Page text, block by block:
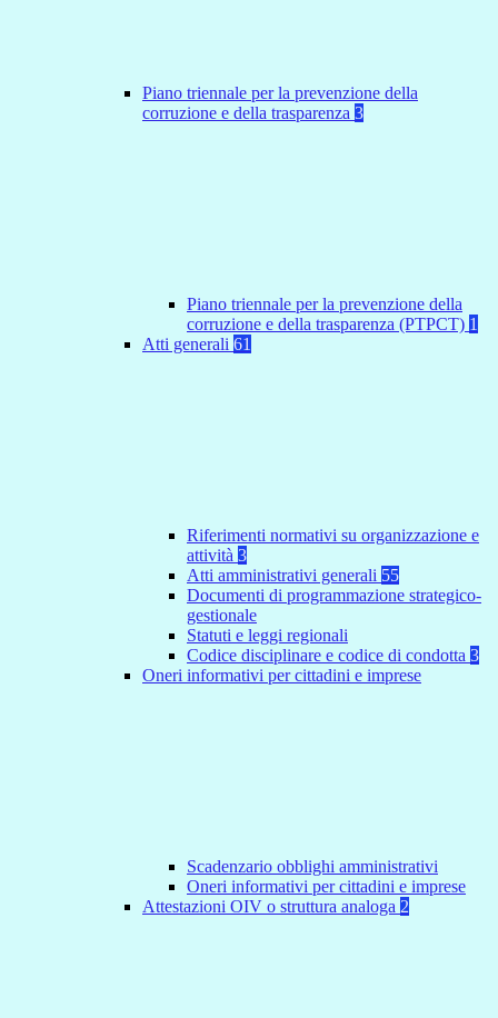
Piano triennale per la prevenzione della
corruzione e della trasparenza 3
Piano triennale per la prevenzione della
corruzione e della trasparenza (PTPCT) 1
Atti generali 61
Riferimenti normativi su organizzazione e
attività 3
Atti amministrativi generali 55
Documenti di programmazione strategico-
gestionale
Statuti e leggi regionali
Codice disciplinare e codice di condotta 3
Oneri informativi per cittadini e imprese
Scadenzario obblighi amministrativi
Oneri informativi per cittadini e imprese
Attestazioni OIV o struttura analoga 2